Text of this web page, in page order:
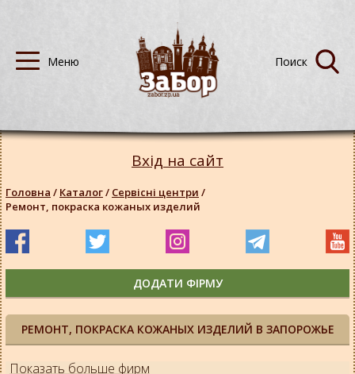
РЕМОНТ, ПОКРАСКА КОЖАНЫХ ИЗДЕЛИЙ В ЗАПОРОЖЬЕ
Показать больше фирм
Вхід на сайт
Головна / Каталог/ Сервісні центри /
Ремонт, покраска кожаных изделий
ДОДАТИ ФІРМУ